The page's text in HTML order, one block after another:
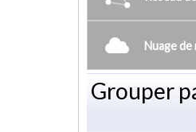
Nuage
Grouper